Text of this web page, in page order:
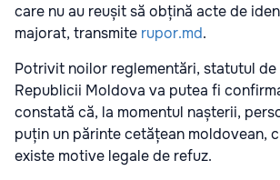
care nu au reușit să obțină acte de
majorat, transmite rupor.md.
Potrivit noilor reglementări, statutul de
Republicii Moldova va putea fi
constată că, la momentul nașterii,
puțin un părinte cetățean moldovean,
existe motive legale de refuz.